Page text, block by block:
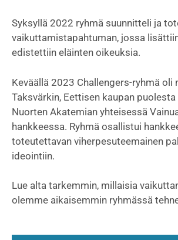
Syksyllä 2022 ryhmä suunnitteli ja
vaikuttamistapahtuman, jossa
edistettiin eläinten oikeuksia.
Keväällä 2023 Challengers-ryhmä oli
Taksvärkin, Eettisen kaupan puolesta
Nuorten Akatemian yhteisessä
hankkeessa. Ryhmä osallistui
toteutettavan viherpesuteemainen
ideointiin.
Lue alta tarkemmin, millaisia
olemme aikaisemmin ryhmässä